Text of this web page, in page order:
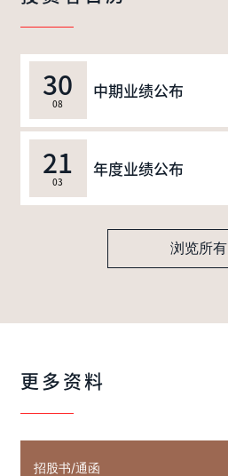
30
08
中期业绩公布
21
03
年度业绩公布
浏览所有
更多资料
招股书/通函